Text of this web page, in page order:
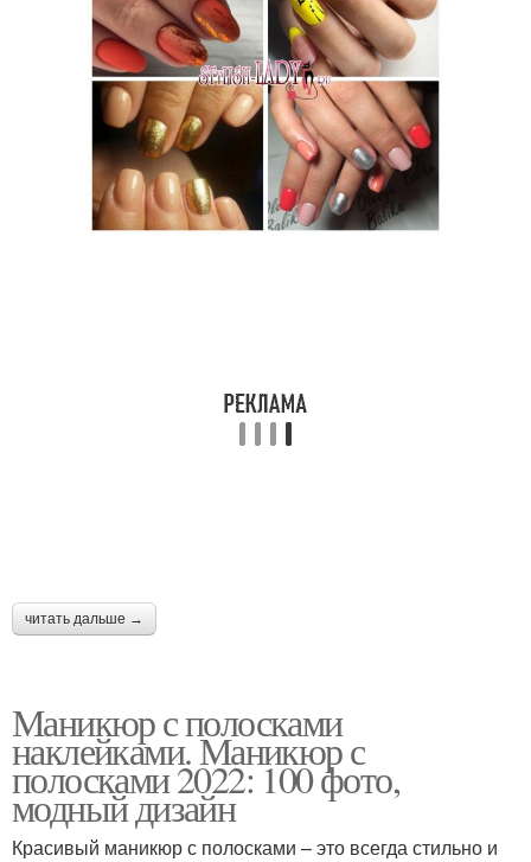
читать дальше →
Маникюр с полосками
наклейками. Маникюр с
полосками 2022: 100 фото,
модный дизайн
Красивый маникюр с полосками – это всегда стильно и